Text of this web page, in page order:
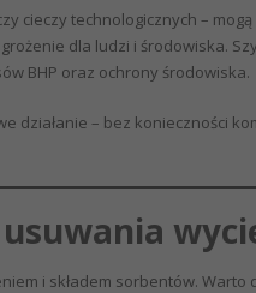
cieczy technologicznych –
dla ludzi i środowiska.
BHP oraz ochrony środowiska.
działanie – bez konieczności
i składem sorbentów. Warto